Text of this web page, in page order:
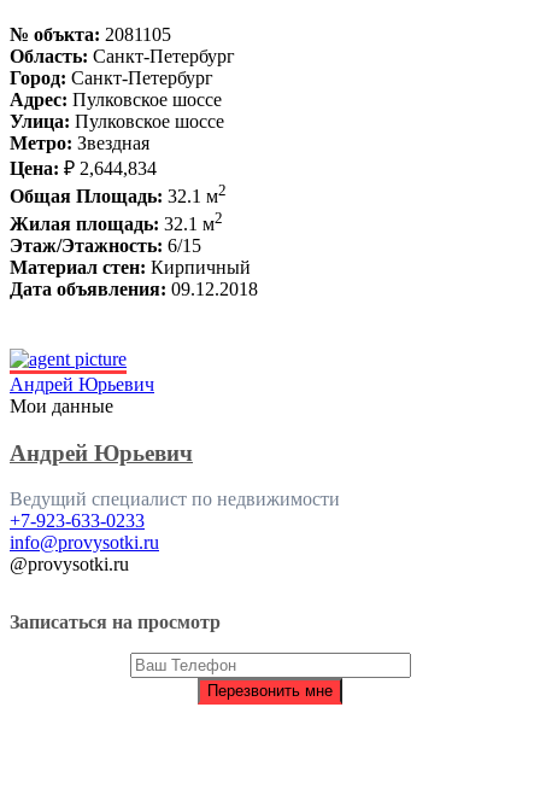
№ объкта: 2081105
Область: Санкт-Петербург
Город: Санкт-Петербург
Адрес: Пулковское шоссе
Улица: Пулковское шоссе
Метро: Звездная
Цена: ₽ 2,644,834
Общая Площадь: 32.1 м2
Жилая площадь: 32.1 м2
Этаж/Этажность: 6/15
Материал стен: Кирпичный
Дата объявления: 09.12.2018
Андрей Юрьевич
Мои данные
Андрей Юрьевич
Ведущий специалист по недвижимости
+7-923-633-0233
info@provysotki.ru
@provysotki.ru
Записаться на просмотр